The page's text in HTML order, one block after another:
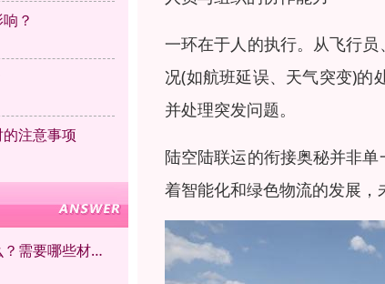
？
注意事项
出口退税登记一般程序是什么？需要哪些材料？
一环在于人的执行。从飞行
况(如航班延误、天气突变)的
并处理突发问题。
陆空陆联运的衔接奥秘并非
着智能化和绿色物流的发展，